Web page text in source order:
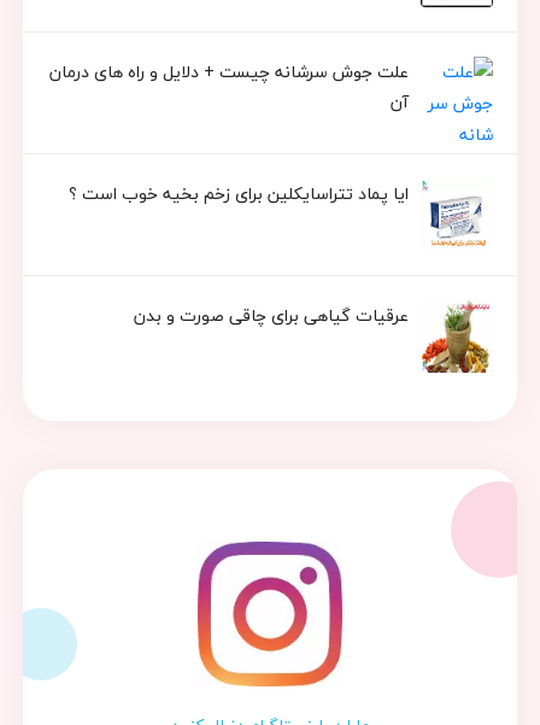
علت جوش سرشانه چیست + دلایل و راه های درمان
آن
ایا پماد تتراسایکلین برای زخم بخیه خوب است ؟
عرقیات گیاهی برای چاقی صورت و بدن